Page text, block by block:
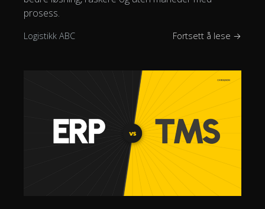
prosess.
Logistikk ABC Fortsett å lese →